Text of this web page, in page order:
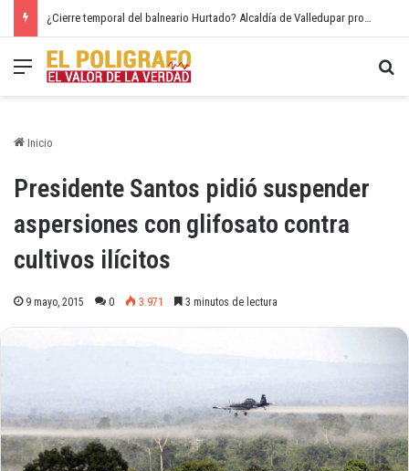
¿Cierre temporal del balneario Hurtado? Alcaldía de Valledupar propone recuperar el río Guatapurí
Menú
Inicio
Presidente Santos pidió suspender
aspersiones con glifosato contra
cultivos ilícitos
9 mayo, 2015 0 3.971 3 minutos de lectura